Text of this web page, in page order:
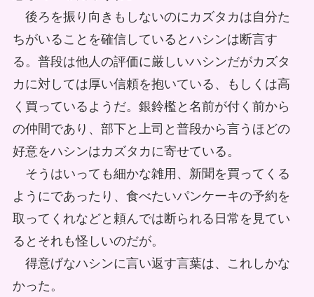
後ろを振り向きもしないのにカズタカは自分た
ちがいることを確信しているとハシンは断言す
る。普段は他人の評価に厳しいハシンだがカズタ
カに対しては厚い信頼を抱いている、もしくは高
く買っているようだ。銀鈴檻と名前が付く前から
の仲間であり、部下と上司と普段から言うほどの
好意をハシンはカズタカに寄せている。
そうはいっても細かな雑用、新聞を買ってくる
ようにであったり、食べたいパンケーキの予約を
取ってくれなどと頼んでは断られる日常を見てい
るとそれも怪しいのだが。
得意げなハシンに言い返す言葉は、これしかな
かった。